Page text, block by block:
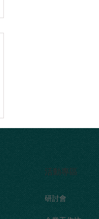
​活動專區
研討會